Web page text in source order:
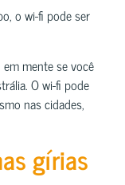
o wi-fi pode ser
mente se você
O wi-fi pode
nas cidades,
gírias